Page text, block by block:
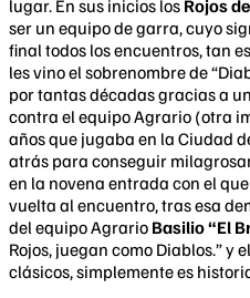
lugar. En sus inicios los Rojos
ser un equipo de garra, cuyo
final todos los encuentros, tan
les vino el sobrenombre de
por tantas décadas gracias a
contra el equipo Agrario (otra
años que jugaba en la Ciudad
atrás para conseguir
en la novena entrada con el
vuelta al encuentro, tras esa
del equipo Agrario Basilio “El
Rojos, juegan como Diablos.” y
clásicos, simplemente es